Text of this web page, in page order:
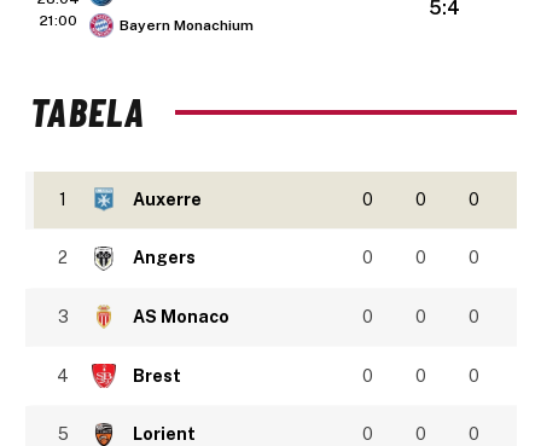
21:00
Bayern Monachium
5:4
TABELA
1 Auxerre 0 0 0
2 Angers 0 0 0
3 AS Monaco 0 0 0
4 Brest 0 0 0
5 Lorient 0 0 0